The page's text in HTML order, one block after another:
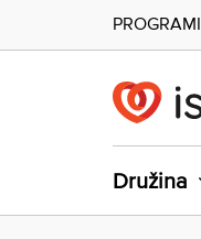
Družina
PROGRAMI